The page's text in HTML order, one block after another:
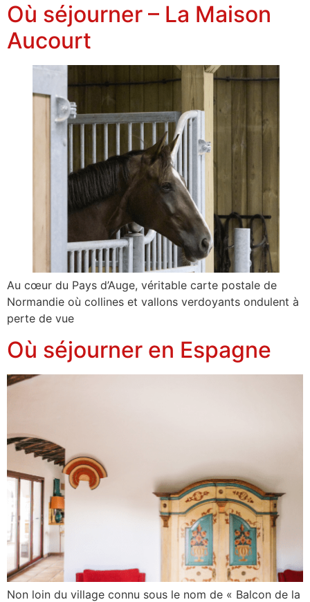
Où séjourner – La Maison
Aucourt
Au cœur du Pays d’Auge, véritable carte postale de
Normandie où collines et vallons verdoyants ondulent à
perte de vue
Où séjourner en Espagne
Non loin du village connu sous le nom de « Balcon de la